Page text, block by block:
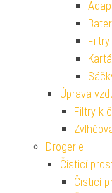
Úprava
Filtry k
Drogerie
Čisticí
Čisticí